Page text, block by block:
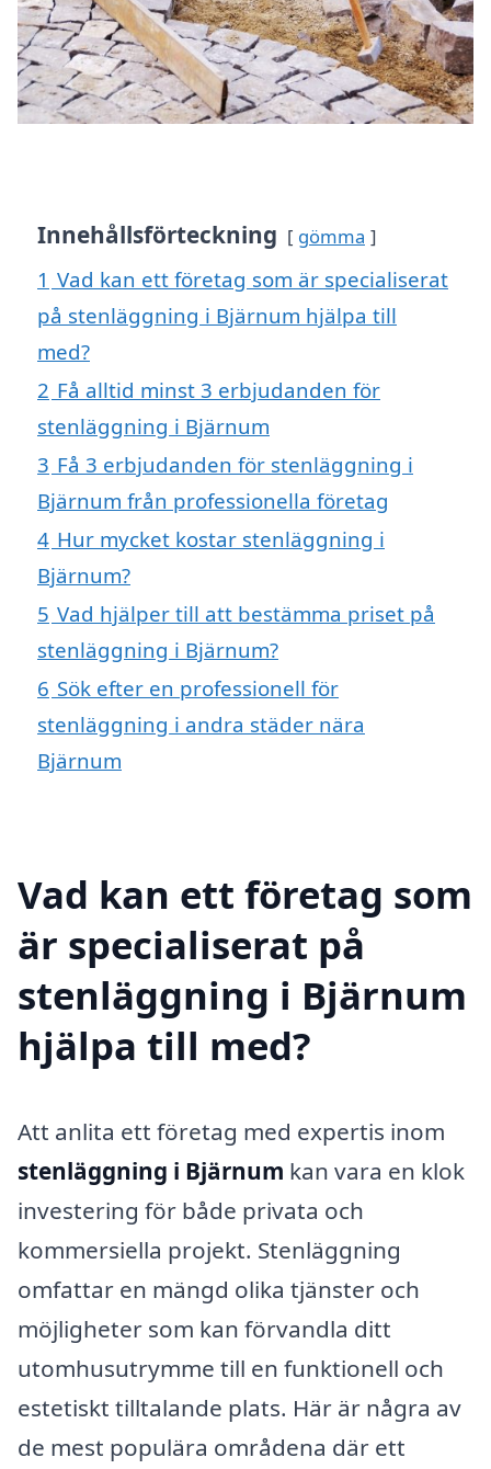
Innehållsförteckning gömma
1 Vad kan ett företag som är specialiserat
på stenläggning i Bjärnum hjälpa till
med?
2 Få alltid minst 3 erbjudanden för
stenläggning i Bjärnum
3 Få 3 erbjudanden för stenläggning i
Bjärnum från professionella företag
4 Hur mycket kostar stenläggning i
Bjärnum?
5 Vad hjälper till att bestämma priset på
stenläggning i Bjärnum?
6 Sök efter en professionell för
stenläggning i andra städer nära
Bjärnum
Vad kan ett företag som
är specialiserat på
stenläggning i Bjärnum
hjälpa till med?
Att anlita ett företag med expertis inom
stenläggning i Bjärnum kan vara en klok
investering för både privata och
kommersiella projekt. Stenläggning
omfattar en mängd olika tjänster och
möjligheter som kan förvandla ditt
utomhusutrymme till en funktionell och
estetiskt tilltalande plats. Här är några av
de mest populära områdena där ett